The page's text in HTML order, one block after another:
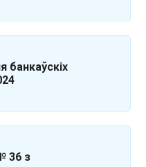
банкаўскіх
36 з